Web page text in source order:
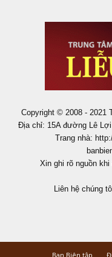
Copyright © 2008 - 2021
Địa chỉ: 15A đường Lê
Trang nhà:
Xin ghi rõ nguồn
Liên hệ chúng
Ban Biên tập